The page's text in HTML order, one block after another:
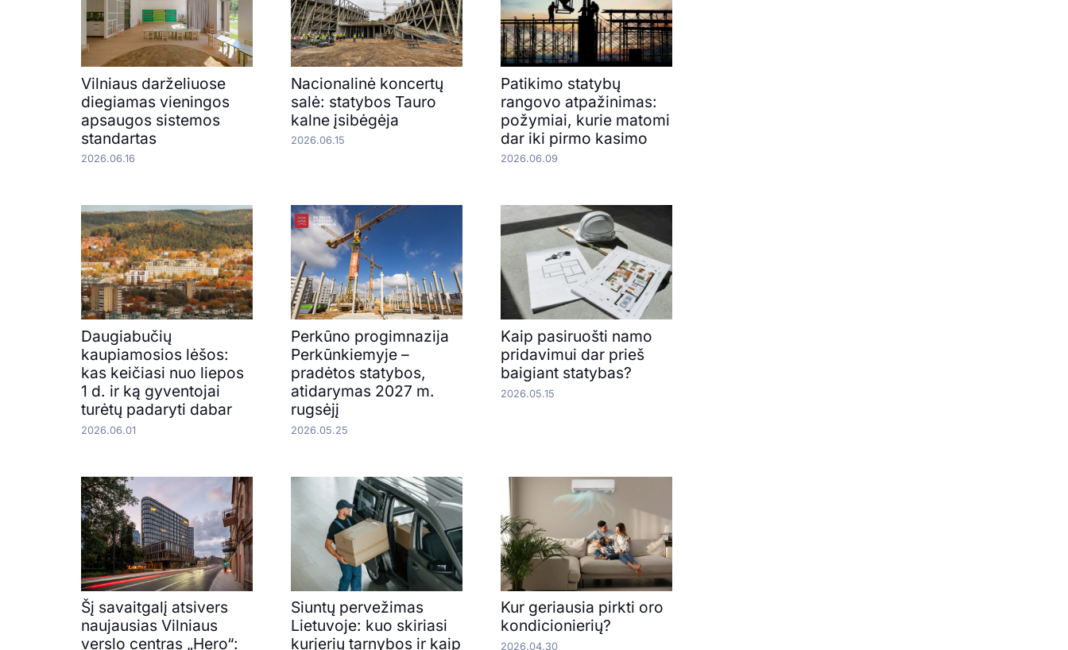
Vilniaus darželiuose
diegiamas vieningos
apsaugos sistemos
standartas
2026.06.16
Nacionalinė koncertų
salė: statybos Tauro
kalne įsibėgėja
2026.06.15
Patikimo statybų
rangovo atpažinimas:
požymiai, kurie matomi
dar iki pirmo kasimo
2026.06.09
Daugiabučių
kaupiamosios lėšos:
kas keičiasi nuo liepos
1 d. ir ką gyventojai
turėtų padaryti dabar
2026.06.01
Perkūno progimnazija
Perkūnkiemyje –
pradėtos statybos,
atidarymas 2027 m.
rugsėjį
2026.05.25
Kaip pasiruošti namo
pridavimui dar prieš
baigiant statybas?
2026.05.15
Šį savaitgalį atsivers
naujausias Vilniaus
verslo centras „Hero“:
Siuntų pervežimas
Lietuvoje: kuo skiriasi
kurjerių tarnybos ir kaip
Kur geriausia pirkti oro
kondicionierių?
2026.04.30